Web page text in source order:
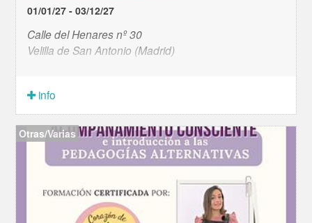
01/01/27 - 03/12/27
Calle del Henares nº 30
Velilla de San Antonio (Madrid)
info
Otras/Varias